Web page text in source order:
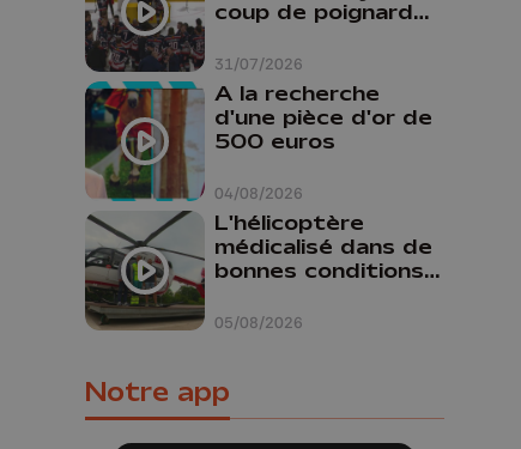
31/07/2026
coup de poignard
04/08/2026
A la recherche
d'une pièce d'or de
500 euros
05/08/2026
L'hélicoptère
médicalisé dans de
bonnes conditions à
Notre app